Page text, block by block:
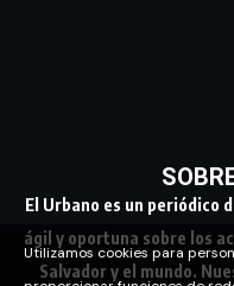
El Urbano es un periódico
ágil y oportuna sobre los
Salvador y el mundo.
Utilizamos cookies para